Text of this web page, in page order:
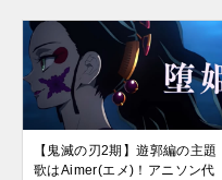
【鬼滅の刃2期】遊郭編の主題
歌はAimer(エメ)！アニソン代